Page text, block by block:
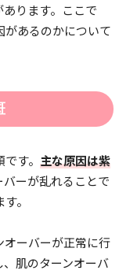
ります。ここで
があるのかについて
す。 主な原因は紫
ーが乱れることで
。
オーバーが正常に行
肌のターンオーバ